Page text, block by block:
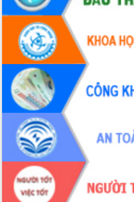
Hòn Yến phát triển du lịch gắn với bảo
tồn biển
Lấy ý kiến điều chỉnh Quy hoạch tỉnh
Đắk Lắk thời kỳ 2021-2030, tầm nhìn
đến năm 2050
Phát động chiến dịch 30 ngày đêm
giải phóng mặt bằng Tuyến đường bộ
ven biển
Đắk Lắk nỗ lực thúc đẩy tăng trưởng
kinh tế từ 10% trở lên trong Quý
II/2026
Đắk Lắk ký kết thỏa thuận hợp tác về
chuyển đổi số giai đoạn 2026 – 2030
với Tập đoàn Bưu chính Viễn thông
Việt Nam
Thứ trưởng Bộ Y tế làm việc với tỉnh
Đắk Lắk về phát triển nhân lực y tế
cho trạm y tế cấp xã